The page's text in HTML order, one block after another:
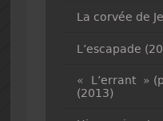
La corvée de
L’escapade
« L’errant »
(2013)